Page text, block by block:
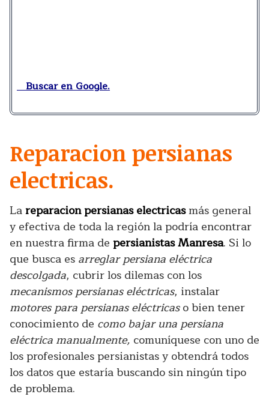
Buscar en Google.
Reparacion persianas
electricas.
Lareparacion persianas electricasmás general
y efectiva de toda la región la podría encontrar
en nuestra firma de persianistas Manresa. Si lo
que busca es arreglar persiana eléctrica
descolgada, cubrir los dilemas con los
mecanismos persianas eléctricas, instalar
motores para persianas eléctricaso bien tener
conocimiento de como bajar una persiana
eléctrica manualmente, comuníquese con uno de
los profesionales persianistas y obtendrá todos
los datos que estaría buscando sin ningún tipo
de problema.